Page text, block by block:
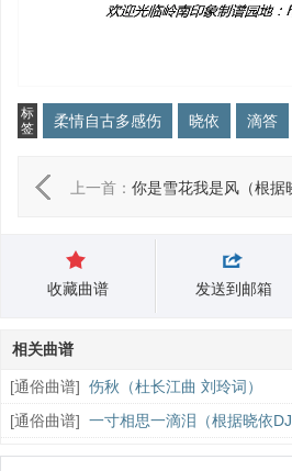
标
签
柔情自古多感伤 晓依 滴答
上一首： 你是雪花我是风（根据
收藏曲谱 发送到邮箱
相关曲谱
[通俗曲谱] 伤秋（杜长江曲 刘玲词）
[通俗曲谱] 一寸相思一滴泪（根据晓依
唱版音频记谱）